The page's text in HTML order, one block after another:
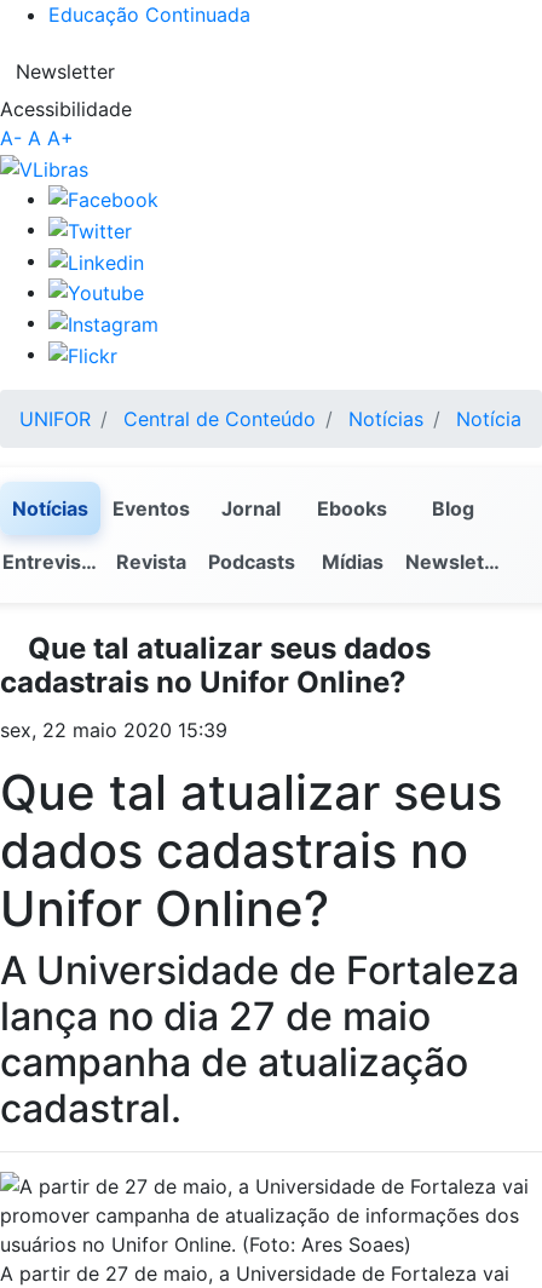
Educação Continuada
Newsletter
Acessibilidade
A- A A+
UNIFOR Central de Conteúdo Notícias Notícia
Notícias Eventos Jornal Ebooks Blog
Entrevistas Revista Podcasts Mídias Newsletter
Que tal atualizar seus dados
cadastrais no Unifor Online?
sex, 22 maio 2020 15:39
Que tal atualizar seus
dados cadastrais no
Unifor Online?
A Universidade de Fortaleza
lança no dia 27 de maio
campanha de atualização
cadastral.
A partir de 27 de maio, a Universidade de Fortaleza vai